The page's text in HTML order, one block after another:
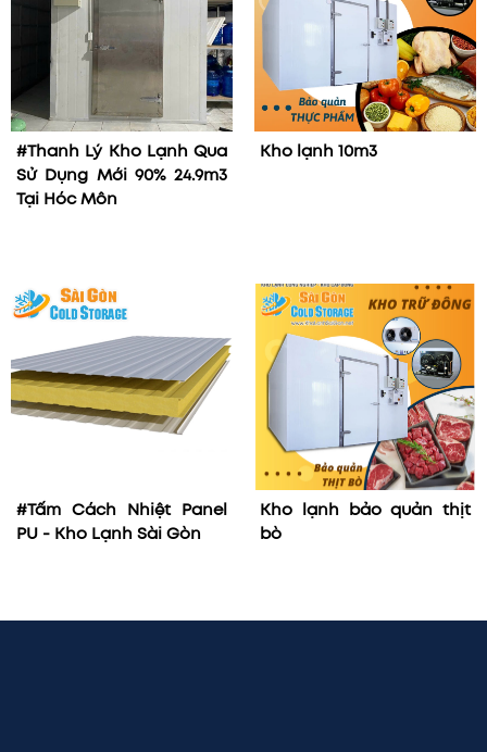
#Thanh Lý Kho Lạnh Qua
Sử Dụng Mới 90% 24.9m3
Tại Hóc Môn
Kho lạnh 10m3
#Tấm Cách Nhiệt Panel
PU - Kho Lạnh Sài Gòn
Kho lạnh bảo quản thịt
bò